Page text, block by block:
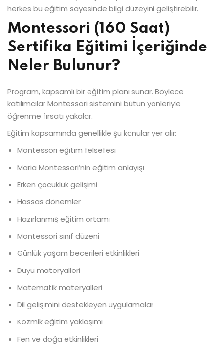
herkes bu eğitim sayesinde bilgi düzeyini geliştirebilir.
Montessori (160 Saat)
Sertifika Eğitimi İçeriğinde
Neler Bulunur?
Program, kapsamlı bir eğitim planı sunar. Böylece
katılımcılar Montessori sistemini bütün yönleriyle
öğrenme fırsatı yakalar.
Eğitim kapsamında genellikle şu konular yer alır:
Montessori eğitim felsefesi
Maria Montessori’nin eğitim anlayışı
Erken çocukluk gelişimi
Hassas dönemler
Hazırlanmış eğitim ortamı
Montessori sınıf düzeni
Günlük yaşam becerileri etkinlikleri
Duyu materyalleri
Matematik materyalleri
Dil gelişimini destekleyen uygulamalar
Kozmik eğitim yaklaşımı
Fen ve doğa etkinlikleri